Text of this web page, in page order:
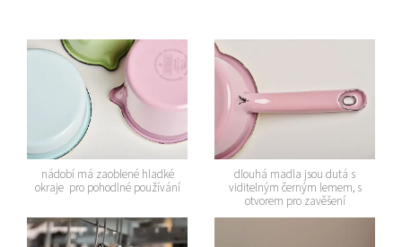
nádobí má zaoblené hladké
okraje pro pohodlné používání
dlouhá madla jsou dutá s
viditelným černým lemem, s
otvorem pro zavěšení